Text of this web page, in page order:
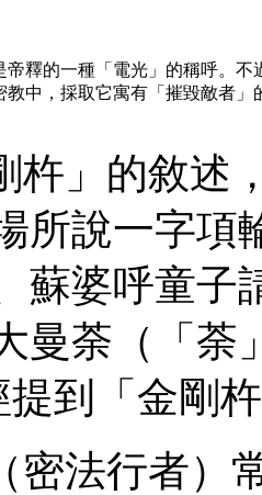
帝釋的一種「電光」的稱呼。
中，採取它寓有「摧毀敵者
杵」的敘述
所說一字項
蘇婆呼童子
曼荼（「荼
提到「金剛
密法行者）